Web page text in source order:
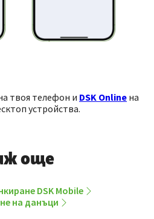
твоя телефон и DSK Online на
устройства.
още
DSK Mobile
на данъци